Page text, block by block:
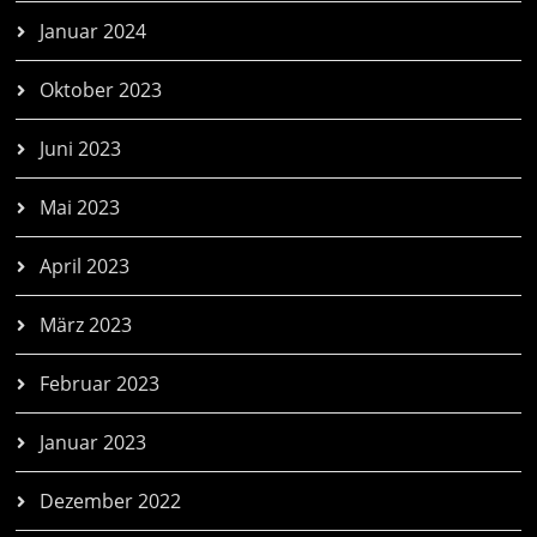
Januar 2024
Oktober 2023
Juni 2023
Mai 2023
April 2023
März 2023
Februar 2023
Januar 2023
Dezember 2022